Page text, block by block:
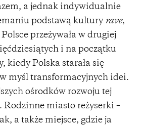
a jednak indywidualnie
podstawą kultury rave,
przeżywała w drugiej
i na początku
kiedy Polska starała się
myśl transformacyjnych idei.
ośrodków rozwoju tej
Rodzinne miasto reżyserki –
a także miejsce, gdzie ja